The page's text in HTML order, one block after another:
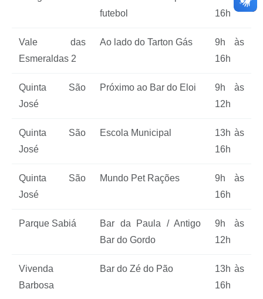
futebol
16h
Vale das
Esmeraldas 2
Ao lado do Tarton Gás
9h às
16h
Quinta São
José
Próximo ao Bar do Eloi
9h às
12h
Quinta São
José
Escola Municipal
13h às
16h
Quinta São
José
Mundo Pet Rações
9h às
16h
Parque Sabiá
Bar da Paula / Antigo
Bar do Gordo
9h às
12h
Vivenda
Barbosa
Bar do Zé do Pão
13h às
16h